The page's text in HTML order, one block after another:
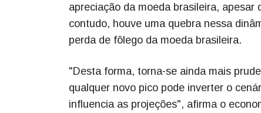
apreciação da moeda brasileira,
contudo, houve uma quebra nessa
perda de fôlego da moeda brasileira.
"Desta forma, torna-se ainda mais
qualquer novo pico pode inverter o
influencia as projeções", afirma o